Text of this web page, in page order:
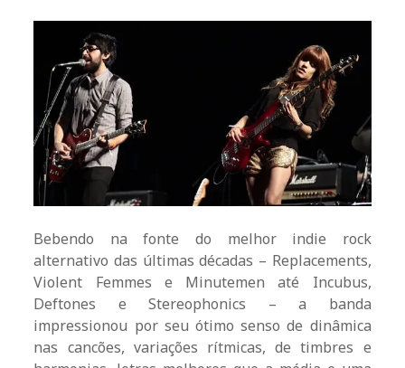
Bebendo na fonte do melhor indie rock
alternativo das últimas décadas – Replacements,
Violent Femmes e Minutemen até Incubus,
Deftones e Stereophonics – a banda
impressionou por seu ótimo senso de dinâmica
nas cancões, variações rítmicas, de timbres e